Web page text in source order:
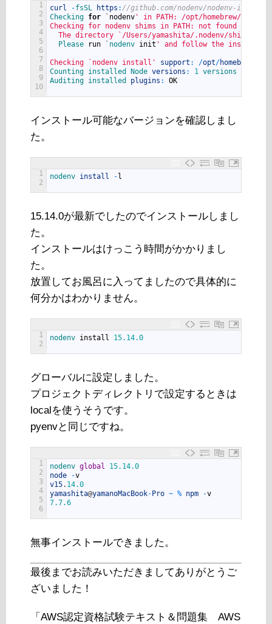
1
2
3
4
5
6
7
8
9
10
curl -fsSL https : //github.com/nodenv/nodenv-
Checking for ` nodenv ' in PATH: /opt/homebrew/bin/
Checking for nodenv shims in PATH: not found
The directory `/Users/yamashita/.nodenv/shims'
Please
run ` nodenv init ' and follow the
Checking `nodenv install' support : /opt/homebrew
Counting installed Node versions : 1 versions
Auditing installed plugins : OK
インストール可能なバージョンを確認しまし
た。
1
2
nodenv install - l
15.14.0が最新でしたのでインストールしまし
た。
インストールはけっこう時間がかかりまし
た。
放置してお風呂に入ってましたので具体的に
何分かはわかりません。
1
2
nodenv install 15.14.0
グローバルに設定しました。
プロジェクトディレクトリで設定するときは
localを使うそうです。
pyenvと同じですね。
1
2
3
4
5
6
nodenv global
15.14.0
node
-v
v15. 14.0
yamashita@yamanoMacBook- Pro ~ % npm -v
7.7.6
無事インストールできました。
最後までお読みいただきましてありがとうご
ざいました！
「AWS認定資格試験テキスト＆問題集 AWS